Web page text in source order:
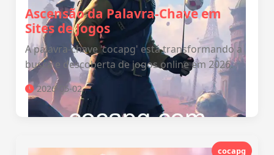
Ascensão da Palavra-Chave em
Sites de Jogos
A palavra-chave 'cocapg' está transformando a
busca e descoberta de jogos online em 2026.
2026-05-02
cocapg